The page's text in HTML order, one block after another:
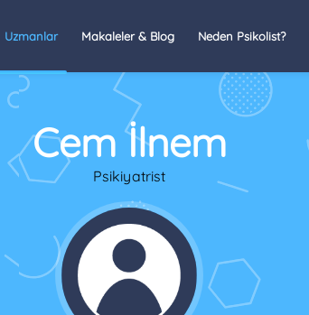
Uzmanlar Makaleler & Blog Neden Psikolist?
Cem İlnem
Psikiyatrist